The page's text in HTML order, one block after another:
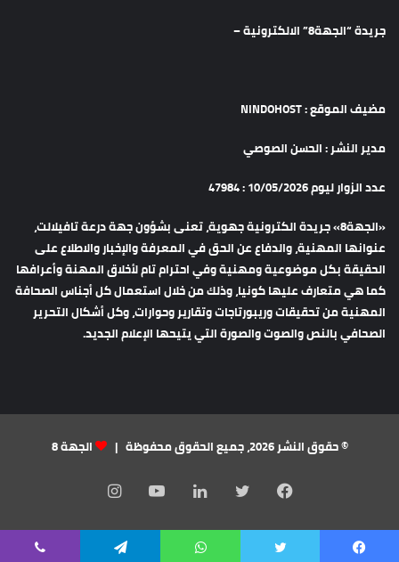
جريدة “الجهة8” الالكترونية –
مضيف الموقع : NINDOHOST
مدير النشر : الحسن الصوصي
عدد الزوار ليوم 10/05/2026 : 47984
«الجهة8» جريدة الكترونية جهوية، تعنى بشؤون جهة درعة تافيلالت،
عنوانها المهنية، والدفاع عن الحق في المعرفة والإخبار والاطلاع على
الحقيقة بكل موضوعية ومهنية وفي احترام تام لأخلاق المهنة وأعرافها
كما هي متعارف عليها كونيا، وذلك من خلال استعمال كل أجناس الصحافة
المهنية من تحقيقات وريبورتاجات وتقارير وحوارات، وكل أشكال التحرير
الصحافي بالنص والصوت والصورة التي يتيحها الإعلام الجديد.
© حقوق النشر 2026، جميع الحقوق محفوظة | الجهة 8